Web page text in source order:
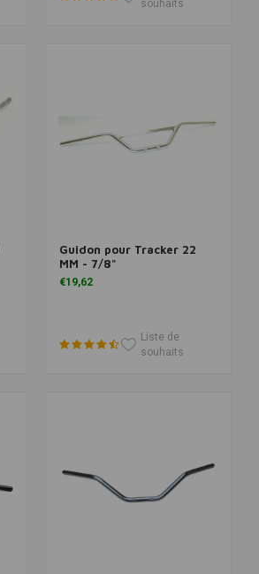
souhaits
Ajouter au panier
Guidon pour Tracker 22
MM - 7/8"
€19,62
Liste de
souhaits